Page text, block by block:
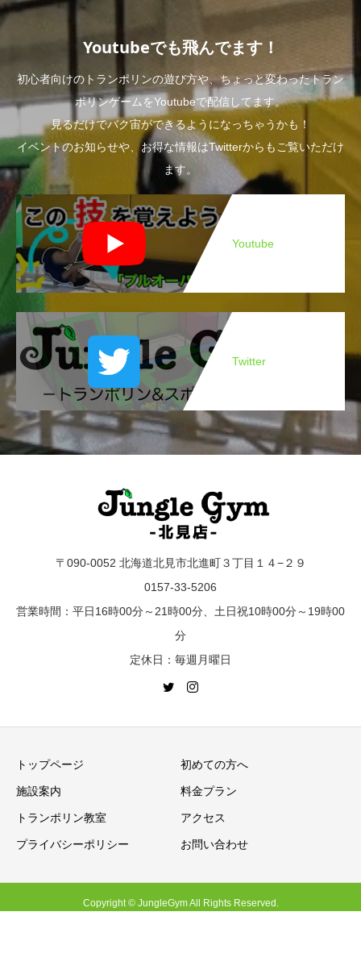
Youtubeでも飛んでます！
初心者向けのトランポリンの遊び方や、ちょっと変わったトラン
ポリンゲームをYoutubeで配信してます。
見るだけでバク宙ができるようになっちゃうかも！
イベントのお知らせや、お得な情報はTwitterからもご覧いただけ
ます。
Youtube
Twitter
〒090-0052 北海道北見市北進町３丁目１４−２９
0157-33-5206
営業時間：平日16時00分～21時00分、土日祝10時00分～19時00
分
定休日：毎週月曜日
トップページ 初めての方へ
施設案内 料金プラン
トランポリン教室 アクセス
プライバシーポリシー お問い合わせ
Copyright © JungleGym All Rights Reserved.